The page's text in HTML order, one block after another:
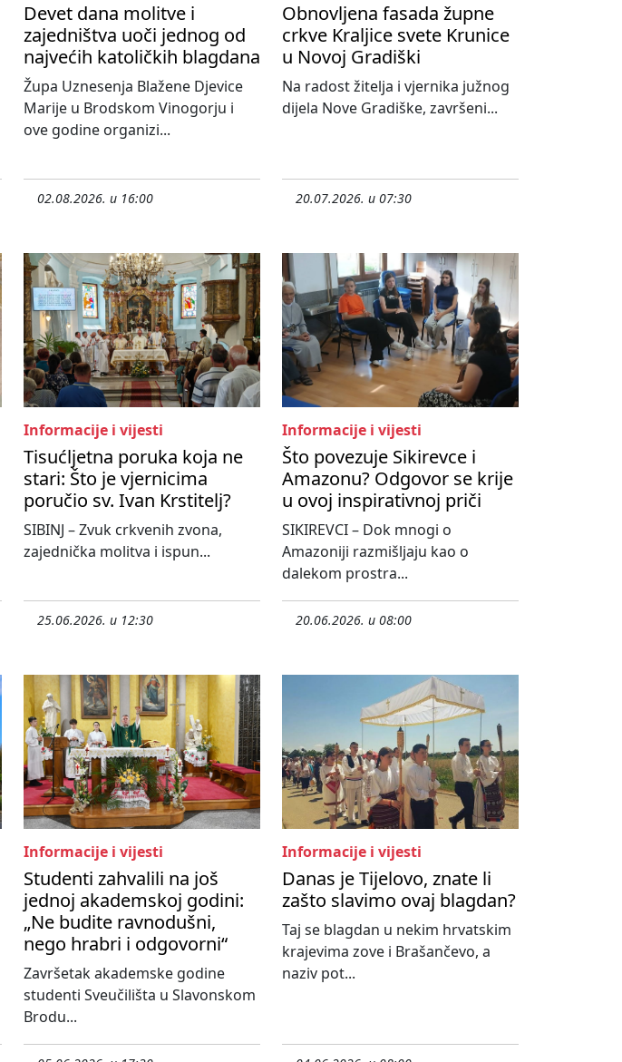
Devet dana molitve i
zajedništva uoči jednog od
najvećih katoličkih blagdana
Župa Uznesenja Blažene Djevice
Marije u Brodskom Vinogorju i
ove godine organizi...
02.08.2026. u 16:00
Obnovljena fasada župne
crkve Kraljice svete Krunice
u Novoj Gradiški
Na radost žitelja i vjernika južnog
dijela Nove Gradiške, završeni...
20.07.2026. u 07:30
Informacije i vijesti
Tisućljetna poruka koja ne
stari: Što je vjernicima
poručio sv. Ivan Krstitelj?
SIBINJ – Zvuk crkvenih zvona,
zajednička molitva i ispun...
25.06.2026. u 12:30
Informacije i vijesti
Što povezuje Sikirevce i
Amazonu? Odgovor se krije
u ovoj inspirativnoj priči
SIKIREVCI – Dok mnogi o
Amazoniji razmišljaju kao o
dalekom prostra...
20.06.2026. u 08:00
Informacije i vijesti
Studenti zahvalili na još
jednoj akademskoj godini:
„Ne budite ravnodušni,
nego hrabri i odgovorni“
Završetak akademske godine
studenti Sveučilišta u Slavonskom
Brodu...
Informacije i vijesti
Danas je Tijelovo, znate li
zašto slavimo ovaj blagdan?
Taj se blagdan u nekim hrvatskim
krajevima zove i Brašančevo, a
naziv pot...